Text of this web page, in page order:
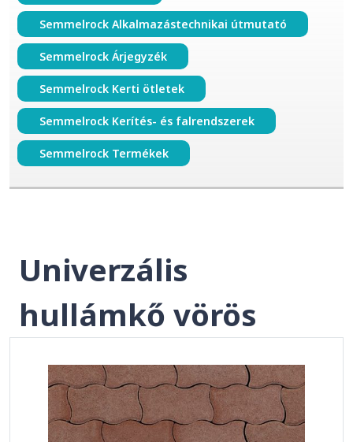
Semmelrock Alkalmazástechnikai útmutató
Semmelrock Árjegyzék
Semmelrock Kerti ötletek
Semmelrock Kerítés- és falrendszerek
Semmelrock Termékek
Univerzális
hullámkő vörös